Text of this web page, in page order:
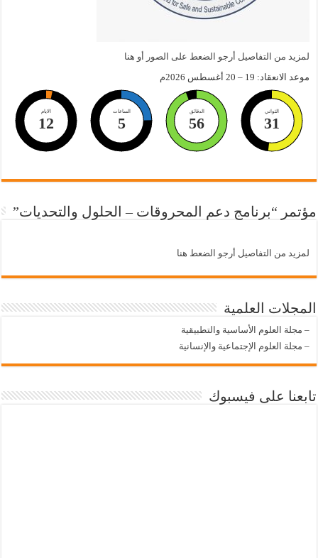
لمزيد من التفاصيل أرجو الضعط على الصور أو هنا
موعد الانعقاد: 19 – 20 أغسطس 2026م
الايام
12
الساعات
5
الدقائق
56
الثواني
30
مؤتمر “برنامج دعم المحروقات – الحلول والتحديات”
لمزيد من التفاصيل أرجو الضعط هنا
المجلات العلمية
– مجلة العلوم الأساسية والتطبيقية
– مجلة العلوم الإجتماعية والإنسانية
تابعنا على فيسبوك